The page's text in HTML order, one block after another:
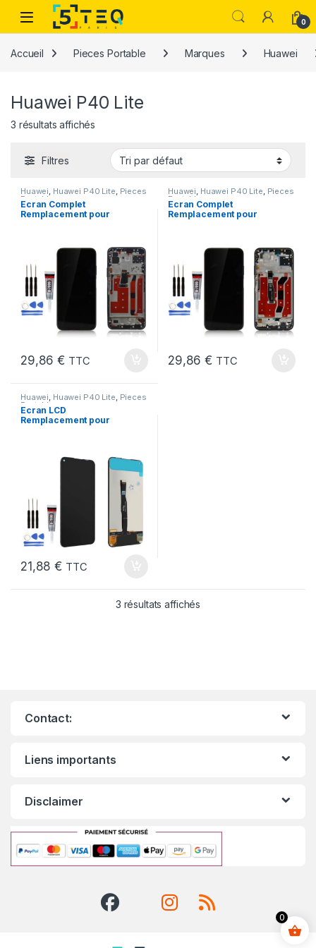
Passer à la navigation
Aller au contenu
0
Accueil Pieces Portable Marques Huawei
Huawei P40 Lite
3 résultats affichés
Filtres
Huawei, Huawei P40 Lite, Pieces
Portable
Ecran Complet
Remplacement pour
29,86€ TTC
Huawei, Huawei P40 Lite, Pieces
Portable
Ecran Complet
Remplacement pour
29,86€ TTC
Huawei, Huawei P40 Lite, Pieces
Portable
Ecran LCD
Remplacement pour
21,88€ TTC
3 résultats affichés
Contact:
Liens importants
Disclaimer
0